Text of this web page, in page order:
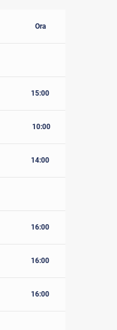
Ora
15:00
10:00
14:00
16:00
16:00
16:00